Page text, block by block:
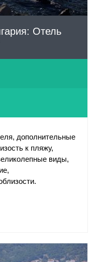
Отель
дополнительные
к пляжу,
виды,